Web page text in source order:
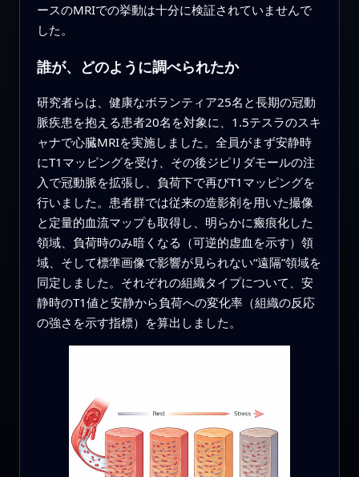
ースのMRIでの挙動は十分に検証されていませんで
した。
誰が、どのように調べられたか
研究者らは、健康なボランティア25名と長期の冠動
脈疾患を抱える患者20名を対象に、1.5テスラのスキ
ャナで心臓MRIを実施しました。全員がまず安静時
にT1マッピングを受け、その後ジピリダモールの注
入で冠動脈を拡張し、負荷下で再びT1マッピングを
行いました。患者群では従来の造影剤を用いた撮像
と定量的血流マップも取得し、明らかに瘢痕化した
領域、負荷時のみ暗くなる（可逆的虚血を示す）領
域、そして標準画像で影響が見られない“遠隔”領域を
同定しました。それぞれの組織タイプについて、安
静時のT1値と安静から負荷への変化率（組織の反応
の強さを示す指標）を算出しました。